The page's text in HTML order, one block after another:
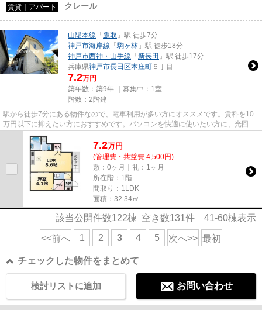
賃貸｜アパート クレール
山陽本線 「 鷹取 」駅 徒歩7分
神戸市海岸線 「駒ヶ林 」駅 徒歩18分
神戸市西神・山手線 「 新長田 」駅 徒歩17分
兵庫県神戸市長田区本庄町 ５丁目
7.2万円
築年数：築9年 ｜募集中： 1室
階数：2階建
駅から徒歩7分にある物件なので、電車利用が多い方にオススメです。賃料を10
万円以下に抑えたい方におすすめです。パソコンを快適に使いたい方に、光回線
を繋いでいる物件です。気にな...
7.2万円
(管理費・共益費 4,500円)
敷：0ヶ月｜礼：1ヶ月
所在階：1階
間取り：1LDK
面積：32.34㎡
該当公開件数122棟 空き数131件 41-60棟表示
<<前へ 1 2 3 4 5 次へ>> 最初
チェックした物件をまとめて
お問い合わせ
検討リストに追加